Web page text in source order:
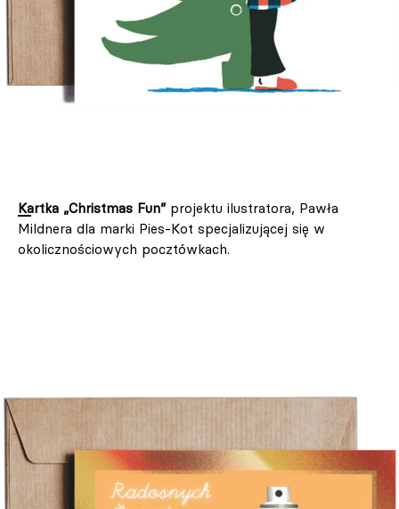
Kartka „Christmas Fun” projektu ilustratora, Pawła
Mildnera dla marki Pies-Kot specjalizującej się w
okolicznościowych pocztówkach.